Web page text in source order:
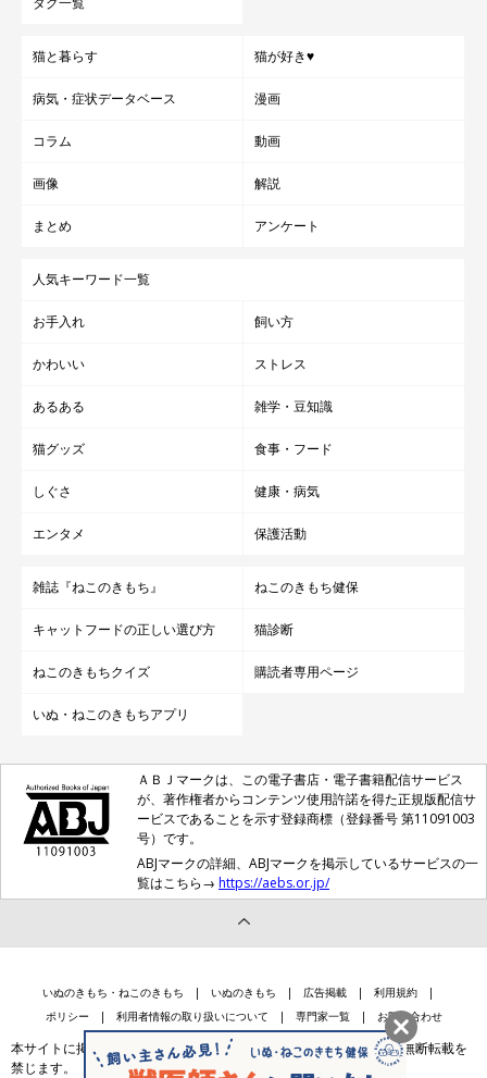
猫と暮らす 猫が好き♥
病気・症状データベース 漫画
コラム 動画
画像 解説
まとめ アンケート
人気キーワード一覧
お手入れ 飼い方
かわいい ストレス
あるある 雑学・豆知識
猫グッズ 食事・フード
しぐさ 健康・病気
エンタメ 保護活動
雑誌『ねこのきもち』 ねこのきもち健保
キャットフードの正しい選び方 猫診断
ねこのきもちクイズ 購読者専用ページ
いぬ・ねこのきもちアプリ
ＡＢＪマークは、この電子書店・電子書籍配信サービス
が、著作権者からコンテンツ使用許諾を得た正規版配信サ
ービスであることを示す登録商標（登録番号 第11091003
号）です。
ABJマークの詳細、ABJマークを掲示しているサービスの一
覧はこちら→ https://aebs.or.jp/
いぬのきもち・ねこのきもち いぬのきもち 広告掲載
利用規約
ポリシー
利用者情報の取り扱いについて 専門家一覧 お問い合わせ
本サイトに掲載されている記事・写真・イラスト等のコンテンツの無断転載を
禁じます。